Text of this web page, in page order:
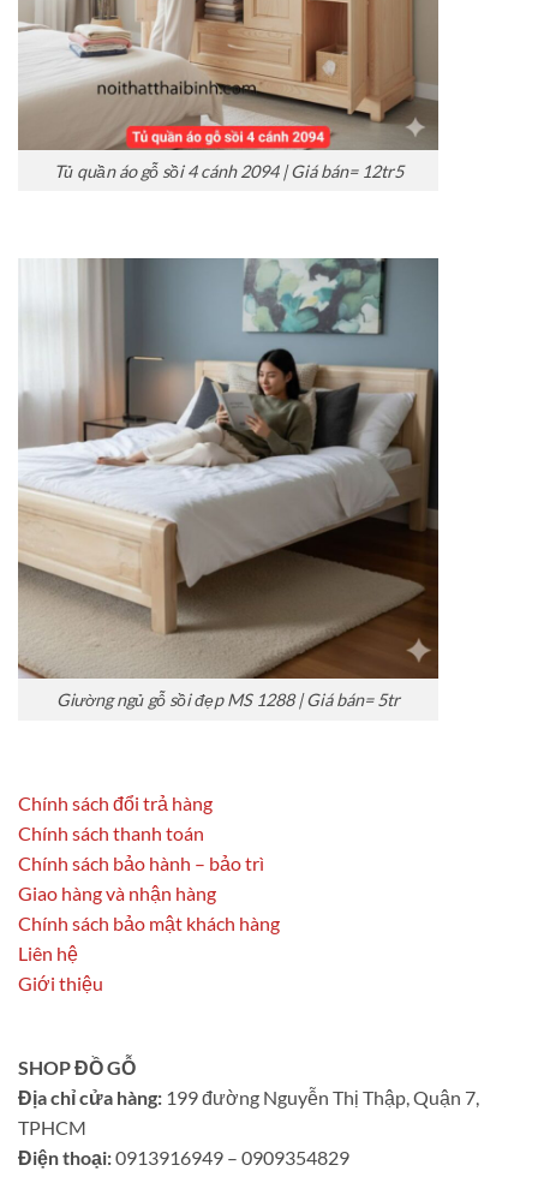
Tủ quần áo gỗ sồi 4 cánh 2094 | Giá bán= 12tr5
Giường ngủ gỗ sồi đẹp MS 1288 | Giá bán= 5tr
Chính sách đổi trả hàng
Chính sách thanh toán
Chính sách bảo hành – bảo trì
Giao hàng và nhận hàng
Chính sách bảo mật khách hàng
Liên hệ
Giới thiệu
SHOP ĐỒ GỖ
Địa chỉ cửa hàng: 199 đường Nguyễn Thị Thập, Quận 7,
TPHCM
Điện thoại:0913916949 – 0909354829